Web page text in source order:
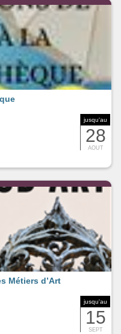
jusqu'au
28
AOUT
jusqu'au
15
SEPT
Métiers d’Art